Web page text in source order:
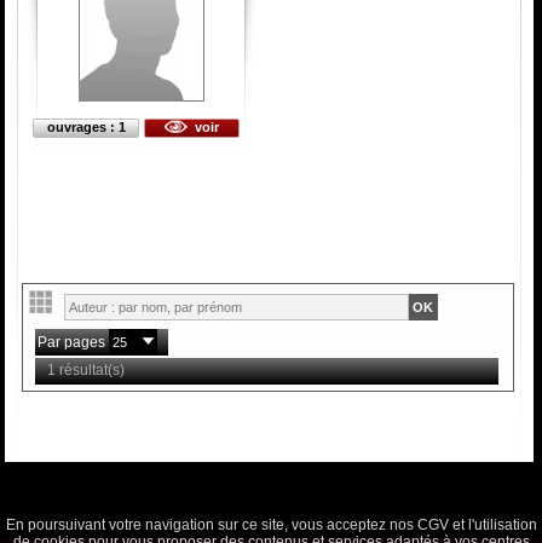
ouvrages : 1 voir
Par pages
1 résultat(s)
En poursuivant votre navigation sur ce site, vous acceptez nos CGV et l'utilisation